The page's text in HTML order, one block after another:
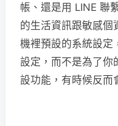
帳、還是用 LINE 聯
的生活資訊跟敏感個
機裡預設的系統設定
設定，而不是為了你
設功能，有時候反而